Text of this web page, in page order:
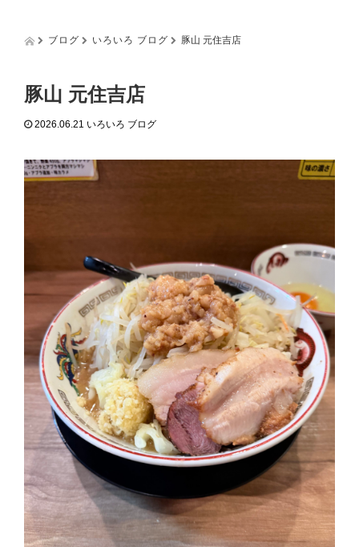
t
i
ブログ いろいろ ブログ 豚山 元住吉店
豚山 元住吉店
2026.06.21 いろいろ ブログ